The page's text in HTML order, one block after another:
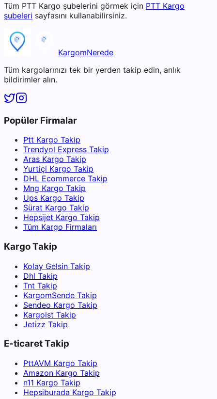
Tüm PTT Kargo şubelerini görmek için PTT Kargo
şubeleri sayfasını kullanabilirsiniz.
KargomNerede
Tüm kargolarınızı tek bir yerden takip edin, anlık
bildirimler alın.
Popüler Firmalar
Ptt Kargo Takip
Trendyol Express Takip
Aras Kargo Takip
Yurtiçi Kargo Takip
DHL Ecommerce Takip
Mng Kargo Takip
Ups Kargo Takip
Sürat Kargo Takip
Hepsijet Kargo Takip
Tüm Kargo Firmaları
Kargo Takip
Kolay Gelsin Takip
Dhl Takip
Tnt Takip
KargomSende Takip
Sendeo Kargo Takip
Kargoist Takip
Jetizz Takip
E-ticaret Takip
PttAVM Kargo Takip
Amazon Kargo Takip
n11 Kargo Takip
Hepsiburada Kargo Takip